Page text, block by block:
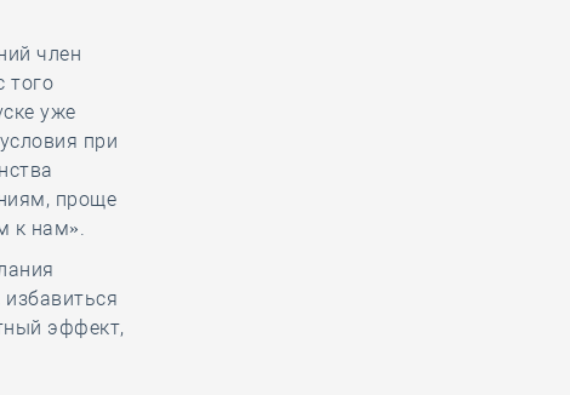
член
того
уже
при
проще
к нам».
эффект,